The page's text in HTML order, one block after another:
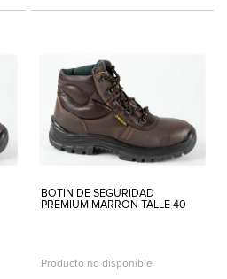
BOTIN DE SEGURIDAD
PREMIUM MARRON TALLE 40
Producto no disponible